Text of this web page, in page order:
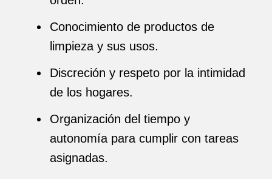
Conocimiento de productos de
limpieza y sus usos.
Discreción y respeto por la intimidad
de los hogares.
Organización del tiempo y
autonomía para cumplir con tareas
asignadas.